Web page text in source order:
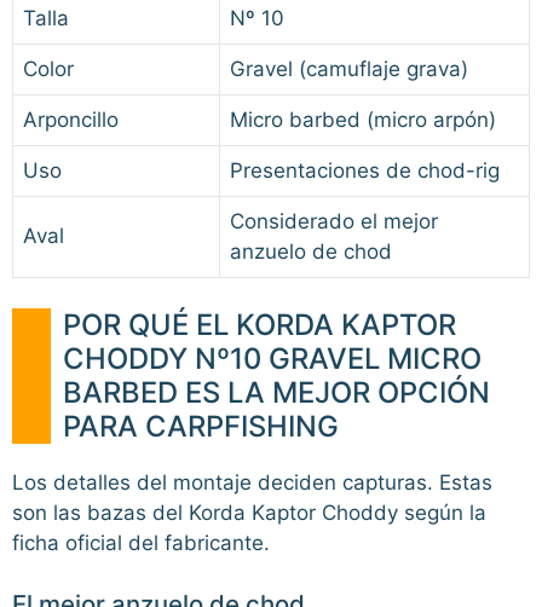
Talla Nº 10
Color Gravel (camuflaje grava)
Arponcillo Micro barbed (micro arpón)
Uso Presentaciones de chod-rig
Aval
Considerado el mejor
anzuelo de chod
POR QUÉ EL KORDA KAPTOR
CHODDY Nº10 GRAVEL MICRO
BARBED ES LA MEJOR OPCIÓN
PARA CARPFISHING
Los detalles del montaje deciden capturas. Estas
son las bazas del Korda Kaptor Choddy según la
ficha oficial del fabricante.